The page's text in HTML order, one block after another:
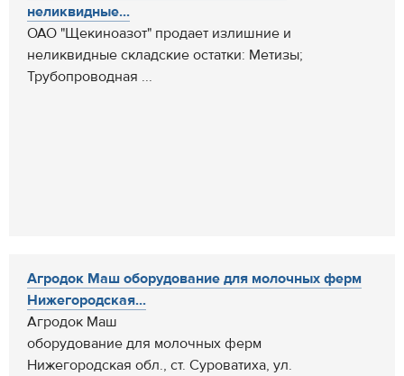
неликвидные...
ОАО "Щекиноазот" продает излишние и
неликвидные складские остатки: Метизы;
Трубопроводная ...
Агродок Маш оборудование для молочных ферм
Нижегородская...
Агродок Маш
оборудование для молочных ферм
Нижегородская обл., ст. Суроватиха, ул.